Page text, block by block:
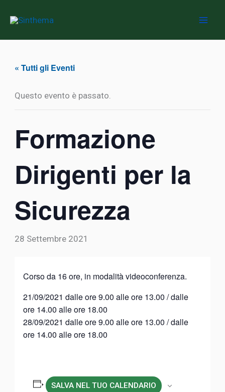
contenuto
« Tutti gli Eventi
Questo evento è passato.
Formazione
Dirigenti per la
Sicurezza
28 Settembre 2021
Corso da 16 ore, in modalità videoconferenza.
21/09/2021 dalle ore 9.00 alle ore 13.00 / dalle
ore 14.00 alle ore 18.00
28/09/2021 dalle ore 9.00 alle ore 13.00 / dalle
ore 14.00 alle ore 18.00
SALVA NEL TUO CALENDARIO